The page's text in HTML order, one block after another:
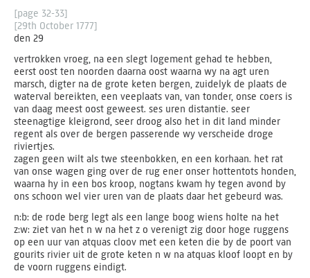
[page 32-33]
[29th October 1777]
den 29
vertrokken vroeg, na een slegt logement gehad te hebben,
eerst oost ten noorden daarna oost waarna wy na agt uren
marsch, digter na de grote keten bergen, zuidelyk de plaats de
waterval bereikten, een veeplaats van, van tonder, onse coers is
van daag meest oost geweest. ses uren distantie. seer
steenagtige kleigrond, seer droog also het in dit land minder
regent als over de bergen passerende wy verscheide droge
riviertjes.
zagen geen wilt als twe steenbokken, en een korhaan. het rat
van onse wagen ging over de rug ener onser hottentots honden,
waarna hy in een bos kroop, nogtans kwam hy tegen avond by
ons schoon wel vier uren van de plaats daar het gebeurd was.
n:b: de rode berg legt als een lange boog wiens holte na het
z:w: ziet van het n w na het z o verenigt zig door hoge ruggens
op een uur van atquas cloov met een keten die by de poort van
gourits rivier uit de grote keten n w na atquas kloof loopt en by
de voorn ruggens eindigt.